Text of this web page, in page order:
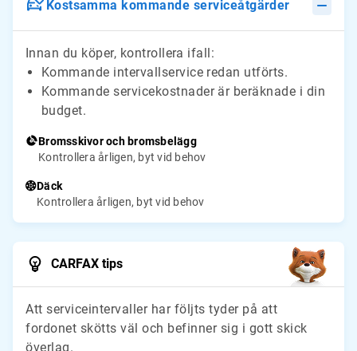
Kostsamma kommande serviceåtgärder
Innan du köper, kontrollera ifall:
Kommande intervallservice redan utförts.
Kommande servicekostnader är beräknade i din
budget.
Bromsskivor och bromsbelägg
Kontrollera årligen, byt vid behov
Däck
Kontrollera årligen, byt vid behov
CARFAX tips
Att serviceintervaller har följts tyder på att
fordonet skötts väl och befinner sig i gott skick
överlag.